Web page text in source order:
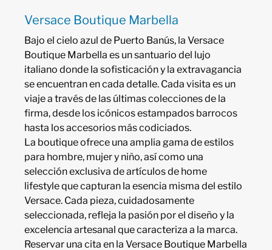
Versace Boutique Marbella
Bajo el cielo azul de Puerto Banús, la Versace
Boutique Marbella es un santuario del lujo
italiano donde la sofisticación y la extravagancia
se encuentran en cada detalle. Cada visita es un
viaje a través de las últimas colecciones de la
firma, desde los icónicos estampados barrocos
hasta los accesorios más codiciados.
La boutique ofrece una amplia gama de estilos
para hombre, mujer y niño, así como una
selección exclusiva de artículos de home
lifestyle que capturan la esencia misma del estilo
Versace. Cada pieza, cuidadosamente
seleccionada, refleja la pasión por el diseño y la
excelencia artesanal que caracteriza a la marca.
Reservar una cita en la Versace Boutique Marbella